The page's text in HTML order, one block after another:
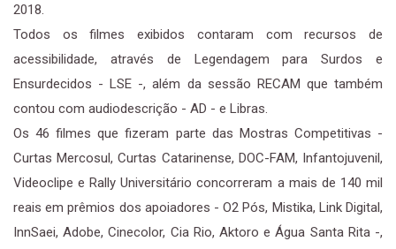
2018.
Todos os filmes exibidos contaram com recursos de
acessibilidade, através de Legendagem para Surdos e
Ensurdecidos - LSE -, além da sessão RECAM que também
contou com audiodescrição - AD - e Libras.
Os 46 filmes que fizeram parte das Mostras Competitivas -
Curtas Mercosul, Curtas Catarinense, DOC-FAM, Infantojuvenil,
Videoclipe e Rally Universitário concorreram a mais de 140 mil
reais em prêmios dos apoiadores - O2 Pós, Mistika, Link Digital,
InnSaei, Adobe, Cinecolor, Cia Rio, Aktoro e Água Santa Rita -,